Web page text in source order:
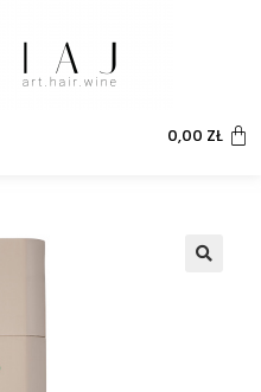
0,00 ZŁ